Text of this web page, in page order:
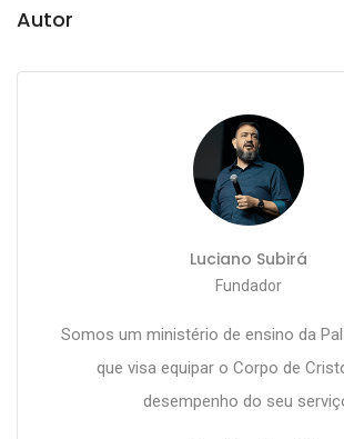
Autor
Luciano Subirá
Fundador
Somos um ministério de ensino da
que visa equipar o Corpo de
desempenho do seu